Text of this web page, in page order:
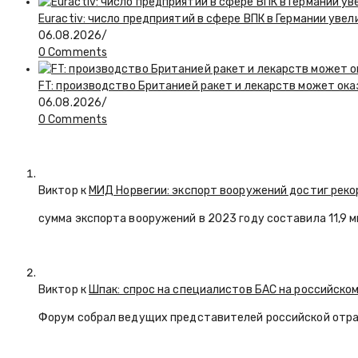
Euractiv: число предприятий в сфере ВПК в Германии
06.08.2026/
0 Comments
FT: производство Британией ракет и лекарств может
06.08.2026/
0 Comments
Виктор кМИД Норвегии: экспорт вооружений достиг
сумма экспорта вооружений в 2023 году составила 11,9
Виктор кШпак: спрос на специалистов БАС на
Форум собрал ведущих представителей российской